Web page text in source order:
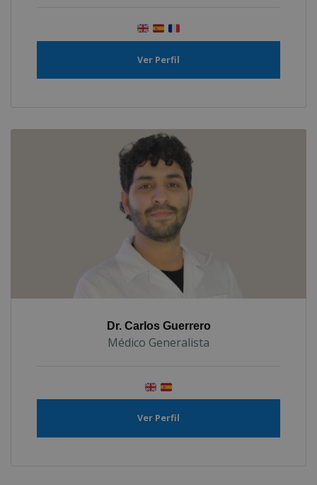
Ver Perfil
Dr. Carlos Guerrero
Médico Generalista
Ver Perfil